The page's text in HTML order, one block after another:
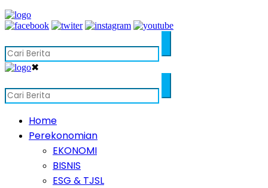
✖
Home
Perekonomian
EKONOMI
BISNIS
ESG & TJSL